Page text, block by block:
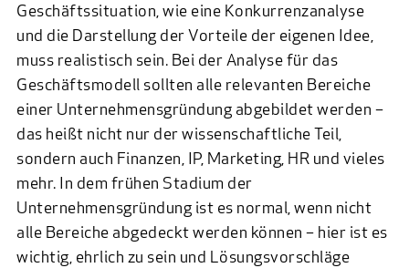
Geschäftssituation, wie eine Konkurrenzanalyse
und die Darstellung der Vorteile der eigenen Idee,
muss realistisch sein. Bei der Analyse für das
Geschäftsmodell sollten alle relevanten Bereiche
einer Unternehmensgründung abgebildet werden –
das heißt nicht nur der wissenschaftliche Teil,
sondern auch Finanzen, IP, Marketing, HR und vieles
mehr. In dem frühen Stadium der
Unternehmensgründung ist es normal, wenn nicht
alle Bereiche abgedeckt werden können – hier ist es
wichtig, ehrlich zu sein und Lösungsvorschläge